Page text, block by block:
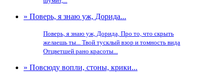
» Поверь, я знаю уж, Дорида...
Поверь, я знаю уж, Дорида, Про то, что скрыть
желаешь ты... Твой тусклый взор и томность вида
Отцветшей рано красоты...
» Повсюду вопли, стоны, крики...